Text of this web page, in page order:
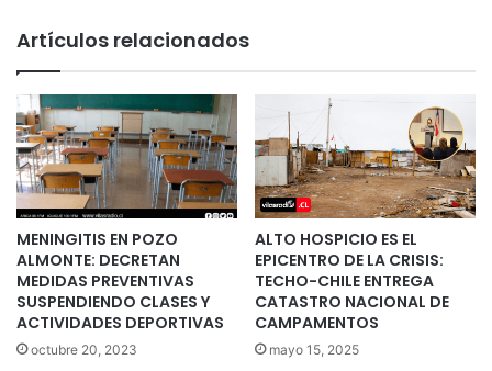
Artículos relacionados
MENINGITIS EN POZO
ALMONTE: DECRETAN
MEDIDAS PREVENTIVAS
SUSPENDIENDO CLASES Y
ACTIVIDADES DEPORTIVAS
octubre 20, 2023
ALTO HOSPICIO ES EL
EPICENTRO DE LA CRISIS:
TECHO-CHILE ENTREGA
CATASTRO NACIONAL DE
CAMPAMENTOS
mayo 15, 2025